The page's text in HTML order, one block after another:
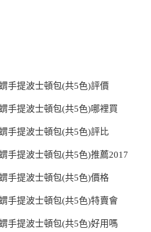
手提波士頓包(共5色)評價
手提波士頓包(共5色)哪裡買
手提波士頓包(共5色)評比
手提波士頓包(共5色)推薦2017
手提波士頓包(共5色)價格
手提波士頓包(共5色)特賣會
手提波士頓包(共5色)好用嗎